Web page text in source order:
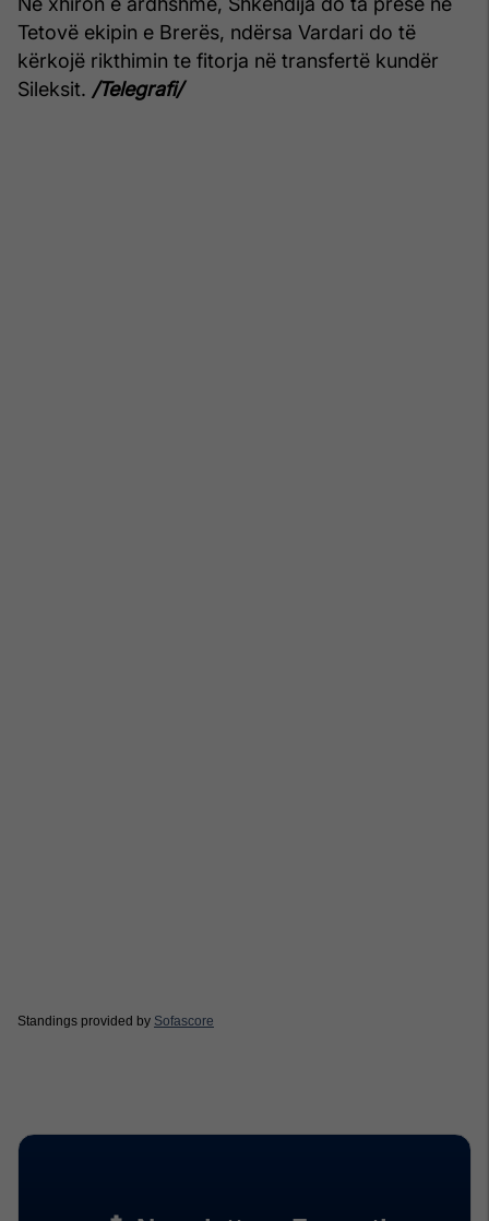
Tetovë ekipin e Brerës, ndërsa Vardari do të
kërkojë rikthimin te fitorja në transfertë kundër
Sileksit. /Telegrafi/
Standings provided by Sofascore